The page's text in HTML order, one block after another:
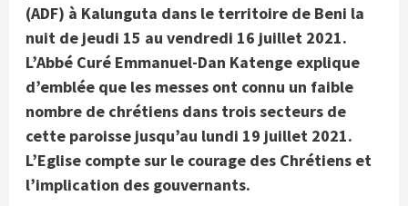
(ADF) à Kalunguta dans le territoire de Beni la
nuit de jeudi 15 au vendredi 16 juillet 2021.
L’Abbé Curé Emmanuel-Dan Katenge explique
d’emblée que les messes ont connu un faible
nombre de chrétiens dans trois secteurs de
cette paroisse jusqu’au lundi 19 juillet 2021.
L’Eglise compte sur le courage des Chrétiens et
l’implication des gouvernants.